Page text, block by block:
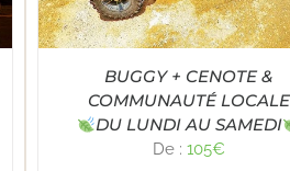
BUGGY + CENOTE &
COMMUNAUTÉ LOCALE
DU LUNDI AU SAMEDI
De : 105€